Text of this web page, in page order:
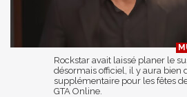
Rockstar avait laissé planer le
désormais officiel, il y aura bien
supplémentaire pour les fêtes
GTA Online.